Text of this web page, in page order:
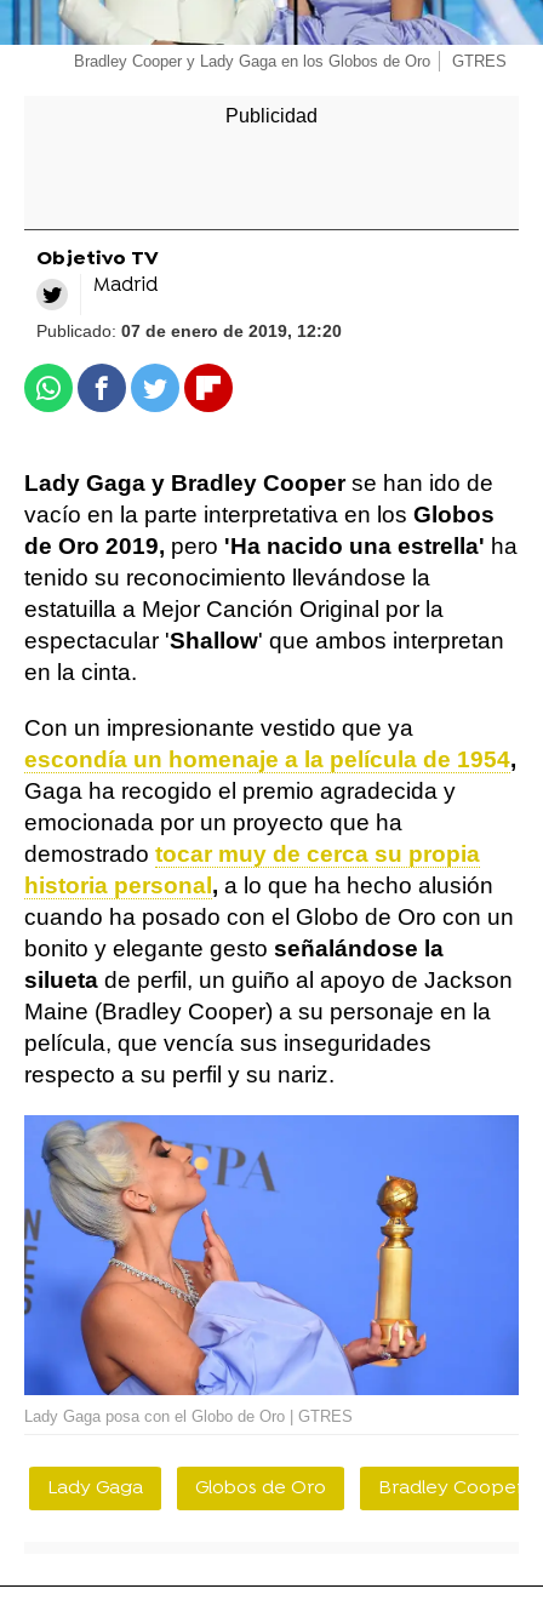
Bradley Cooper y Lady Gaga en los Globos de Oro GTRES
Objetivo TV
Madrid
Publicado: 07 de enero de 2019, 12:20
WhatsappFacebook
TwitterFlipboard
Lady Gaga y Bradley Cooperse han ido de
vacío en la parte interpretativa en los Globos
de Oro 2019, pero 'Ha nacido una estrella' ha
tenido su reconocimiento llevándose la
estatuilla a Mejor Canción Original por la
espectacular 'Shallow' que ambos interpretan
en la cinta.
Con un impresionante vestido que ya
escondía un homenaje a la película de 1954,
Gaga ha recogido el premio agradecida y
emocionada por un proyecto que ha
demostrado tocar muy de cerca su propia
historia personal , a lo que ha hecho alusión
cuando ha posado con el Globo de Oro con un
bonito y elegante gesto señalándose la
silueta de perfil, un guiño al apoyo de Jackson
Maine (Bradley Cooper) a su personaje en la
película, que vencía sus inseguridades
respecto a su perfil y su nariz.
Lady Gaga posa con el Globo de Oro | GTRES
Lady Gaga Globos de Oro Bradley Cooper